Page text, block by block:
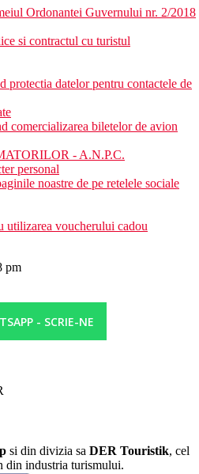
gratuite
cost
plaja
07.30–10.00 mic dejun tip bufet,
servit, 12.30–14.00 pranz tip
cina tip bufet, cafea, ceai si bauturi
dejun, bauturi racoritoare, bere, vin la
gustari usoare, cafea si deserturi
bauturi nealcoolice si alcoolice de
si locurile de serviciu de mai sus sunt
Ordonantei Guvernului nr. 2/2018
si contractul cu turistul
protectia datelor pentru contactele de
comercializarea biletelor de avion
- A.N.P.C.
personal
noastre de pe retelele sociale
utilizarea voucherului cadou
pm
- SCRIE-NE
si din divizia sa DER Touristik, cel
din industria turismului.